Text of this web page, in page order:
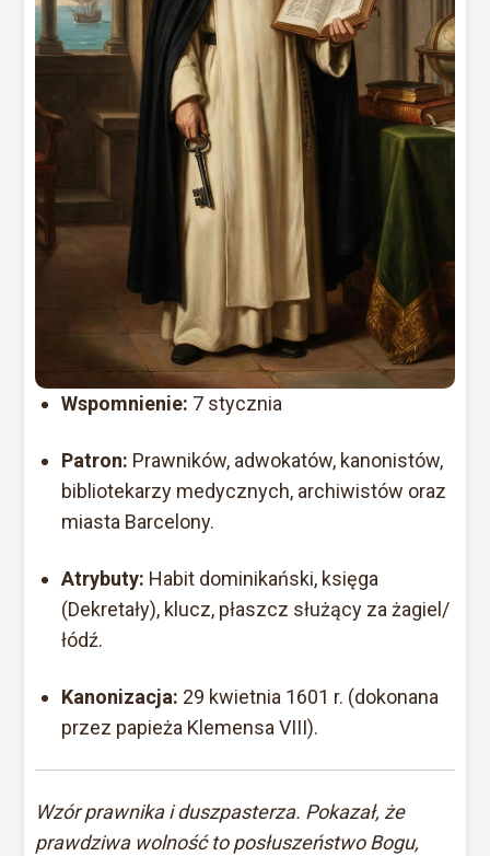
Wspomnienie: 7 stycznia
Patron: Prawników, adwokatów, kanonistów,
bibliotekarzy medycznych, archiwistów oraz
miasta Barcelony.
Atrybuty: Habit dominikański, księga
(Dekretały), klucz, płaszcz służący za żagiel/
łódź.
Kanonizacja: 29 kwietnia 1601 r. (dokonana
przez papieża Klemensa VIII).
Wzór prawnika i duszpasterza. Pokazał, że
prawdziwa wolność to posłuszeństwo Bogu,